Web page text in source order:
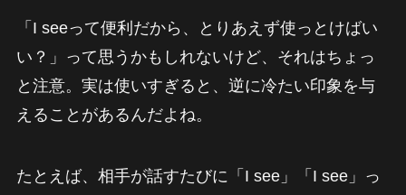
「I seeって便利だから、とりあえず使っとけばい
い？」って思うかもしれないけど、それはちょっ
と注意。実は使いすぎると、逆に冷たい印象を与
えることがあるんだよね。
たとえば、相手が話すたびに「I see」「I see」っ